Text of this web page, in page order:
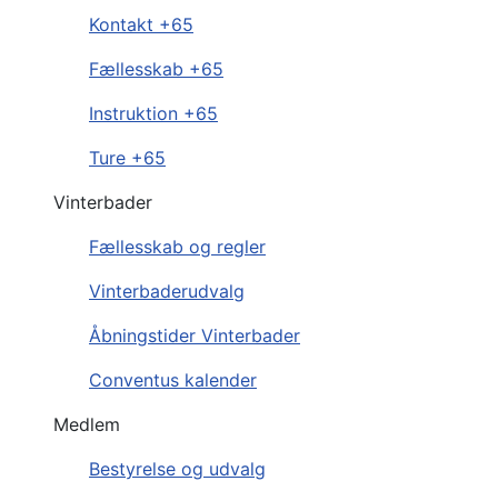
Kontakt +65
Fællesskab +65
Instruktion +65
Ture +65
Vinterbader
Fællesskab og regler
Vinterbaderudvalg
Åbningstider Vinterbader
Conventus kalender
Medlem
Bestyrelse og udvalg